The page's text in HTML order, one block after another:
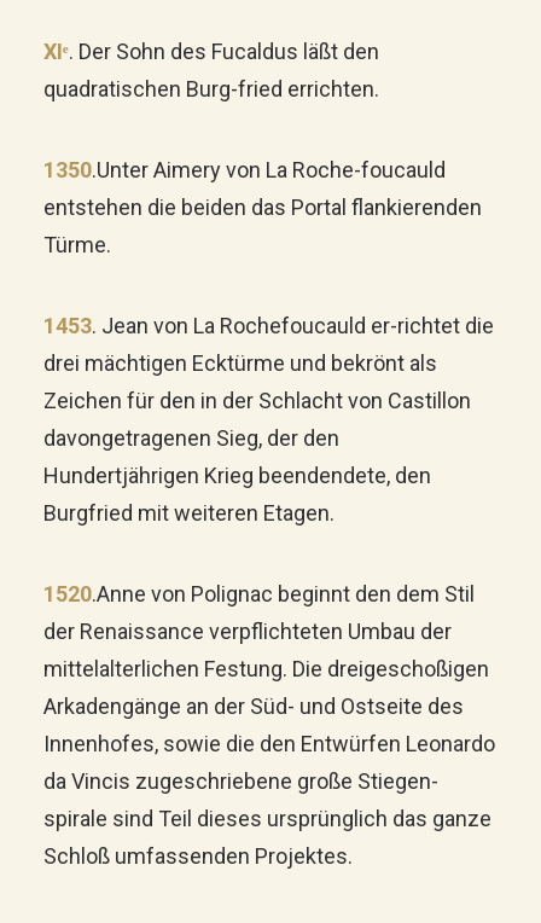
XIᵉ. Der Sohn des Fucaldus läßt den
quadratischen Burg-fried errichten.
1350.Unter Aimery von La Roche-foucauld
entstehen die beiden das Portal flankierenden
Türme.
1453. Jean von La Rochefoucauld er-richtet die
drei mächtigen Ecktürme und bekrönt als
Zeichen für den in der Schlacht von Castillon
davongetragenen Sieg, der den
Hundertjährigen Krieg beendendete, den
Burgfried mit weiteren Etagen.
1520.Anne von Polignac beginnt den dem Stil
der Renaissance verpflichteten Umbau der
mittelalterlichen Festung. Die dreigeschoßigen
Arkadengänge an der Süd- und Ostseite des
Innenhofes, sowie die den Entwürfen Leonardo
da Vincis zugeschriebene große Stiegen-
spirale sind Teil dieses ursprünglich das ganze
Schloß umfassenden Projektes.